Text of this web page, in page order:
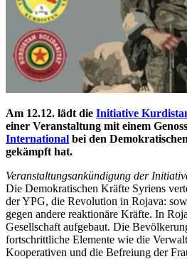
Am 12.12. lädt die Initiative
einer Veranstaltung mit einem
International bei den
gekämpft hat.
Veranstaltungsankündigung der
Die Demokratischen Kräfte Syriens
der YPG, die Revolution in Rojava:
gegen andere reaktionäre Kräfte. In
Gesellschaft aufgebaut. Die
fortschrittliche Elemente wie die
Kooperativen und die Befreiung der